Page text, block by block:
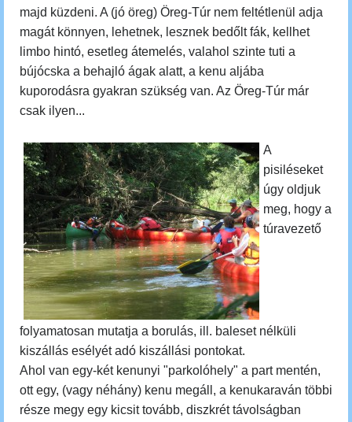
majd küzdeni. A (jó öreg) Öreg-Túr nem feltétlenül adja
magát könnyen, lehetnek, lesznek bedőlt fák, kellhet
limbo hintó, esetleg átemelés, valahol szinte tuti a
bújócska a behajló ágak alatt, a kenu aljába
kuporodásra gyakran szükség van. Az Öreg-Túr már
csak ilyen...
A
pisiléseket
úgy oldjuk
meg, hogy a
túravezető
folyamatosan mutatja a borulás, ill. baleset nélküli
kiszállás esélyét adó kiszállási pontokat.
Ahol van egy-két kenunyi "parkolóhely" a part mentén,
ott egy, (vagy néhány) kenu megáll, a kenukaraván többi
része megy egy kicsit tovább, diszkrét távolságban